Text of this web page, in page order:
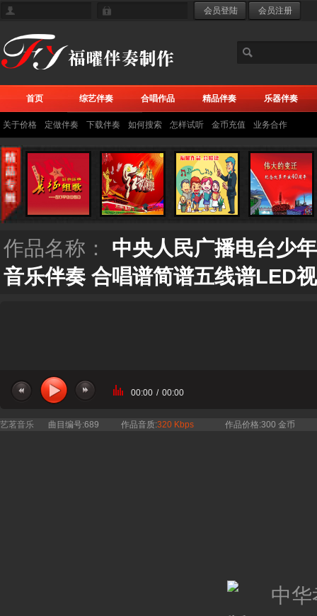
首页 综艺伴奏 合唱作品 精品伴奏 乐器伴奏
关于价格 定做伴奏 下载伴奏 如何搜索 怎样试听 金币充值 业务合作
作品名称： 中央人民广播电台少
音乐伴奏 合唱谱简谱五线谱LED
00:00 / 00:00
艺茗音乐 曲目编号:689 作品音质:320 Kbps 作品价格:300 金币